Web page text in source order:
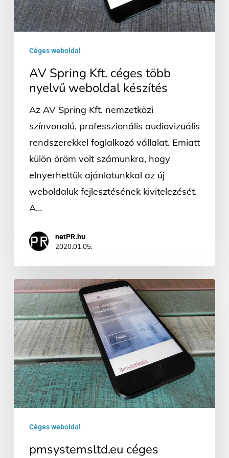
weboldal
készítés
Céges weboldal
AV Spring Kft. céges több
nyelvű weboldal készítés
Az AV Spring Kft. nemzetközi
színvonalú, professzionális audiovizuális
rendszerekkel foglalkozó vállalat. Emiatt
külön öröm volt számunkra, hogy
elnyerhettük ajánlatunkkal az új
weboldaluk fejlesztésének kivitelezését.
A…
netPR.hu
2020.01.05.
pmsystemsltd.eu
céges
weblap
készítés
Céges weboldal
pmsystemsltd.eu céges